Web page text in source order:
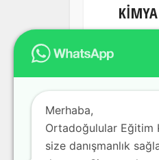
ÖZEL
Merhaba,
Ortadoğulular Eğitim
size danışmanlık